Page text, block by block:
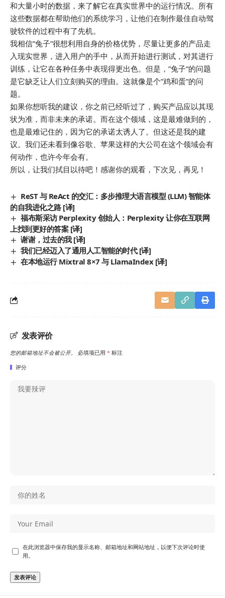
和大量小时的数据，来了解它在真实世界中的运行情况。所有
这些数据都在帮助他们的系统学习，让他们在制作最佳自动驾
驶软件的过程中有了先机。
我相信”兔子”很想利用自身的价格优势，尽量让更多的产品走
入现实世界，进入用户的手中，从而开始进行测试，对其进行
训练，让它在各种任务中表现得更出色。但是，”兔子”的问题
是它缺乏让人们立刻购买的理由。这就像是个”鸡和蛋”的问
题。
如果你想听我的建议，你之前已经听过了，购买产品应以其现
状为准，而非未来的承诺。而在这个领域，这是最难做到的，
也是最难记住的，因为它的承诺太诱人了。但这还是我的建
议。我们还未看到像谷歌、苹果这样的大公司在这个领域会有
何动作，也许今年会有。
所以，让我们拭目以待吧！感谢你的观看，下次见，再见！
ReST 与 ReAct 的交汇：多步推理大语言模型 (LLM) 智能体
的自我进化之路 [译]
福布斯采访 Perplexity 创始人：Perplexity 让你在互联网
上找到更好的答案 [译]
谢谢，过去的我 [译]
我们已经迈入了通用人工智能的时代 [译]
在本地运行 Mixtral 8×7 与 LlamaIndex [译]
发表评价
您的邮箱地址不会被公开。 必填项已用 * 标注
评分
在此浏览器中保存我的显示名称、邮箱地址和网站地址，以便下次评论时使
用。